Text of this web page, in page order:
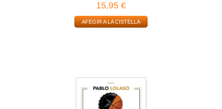
15,95 €
AFEGIR A LA CISTELLA